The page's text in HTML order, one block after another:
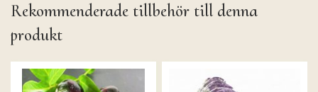
Rekommenderade tillbehör till denna
produkt